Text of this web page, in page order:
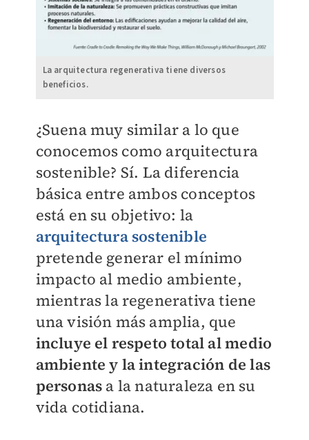
La arquitectura regenerativa tiene diversos
beneficios.
¿Suena muy similar a lo que
conocemos como arquitectura
sostenible? Sí. La diferencia
básica entre ambos conceptos
está en su objetivo: la
arquitectura sostenible
pretende generar el mínimo
impacto al medio ambiente,
mientras la regenerativa tiene
una visión más amplia, que
incluye el respeto total al medio
ambiente y la integración de las
personas a la naturaleza en su
vida cotidiana.